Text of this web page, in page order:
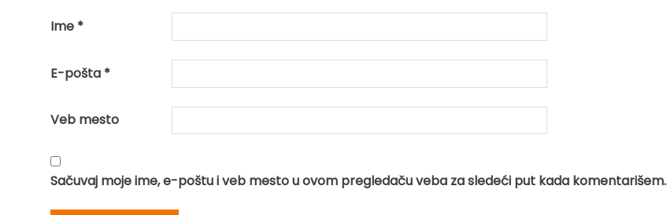
Ime *
E-pošta *
Veb mesto
Sačuvaj moje ime, e-poštu i veb mesto u ovom pregledaču veba za sledeći put kada komentarišem.